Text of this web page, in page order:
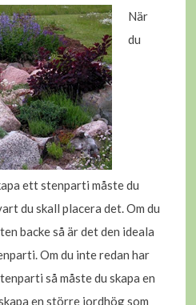
När
du
ett stenparti måste du
du skall placera det. Om du
backe så är det den ideala
Om du inte redan har
så måste du skapa en
en större jordhög som